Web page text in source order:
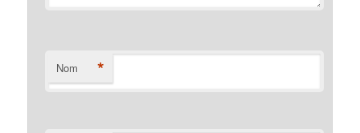
Nom *